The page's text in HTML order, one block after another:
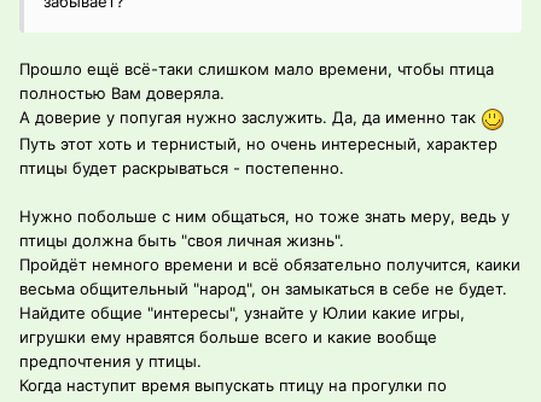
Прошло ещё всё-таки слишком мало времени, чтобы птица
полностью Вам доверяла.
А доверие у попугая нужно заслужить. Да, да именно так
Путь этот хоть и тернистый, но очень интересный, характер
птицы будет раскрываться - постепенно.
Нужно побольше с ним общаться, но тоже знать меру, ведь у
птицы должна быть "своя личная жизнь".
Пройдёт немного времени и всё обязательно получится, каики
весьма общительный "народ", он замыкаться в себе не будет.
Найдите общие "интересы", узнайте у Юлии какие игры,
игрушки ему нравятся больше всего и какие вообще
предпочтения у птицы.
Когда наступит время выпускать птицу на прогулки по